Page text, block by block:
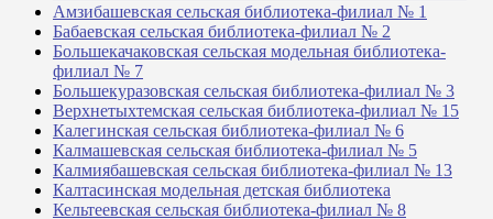
Амзибашевская сельская библиотека-филиал № 1
Бабаевская сельская библиотека-филиал № 2
Большекачаковская сельская модельная библиотека-
филиал № 7
Большекуразовская сельская библиотека-филиал № 3
Верхнетыхтемская сельская библиотека-филиал № 15
Калегинская сельская библиотека-филиал № 6
Калмашевская сельская библиотека-филиал № 5
Калмиябашевская сельская библиотека-филиал № 13
Калтасинская модельная детская библиотека
Кельтеевская сельская библиотека-филиал № 8